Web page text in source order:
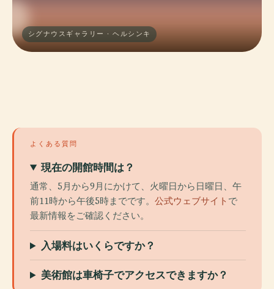
シグナウスギャラリー · ヘルシンキ
よくある質問
現在の開館時間は？
通常、5月から9月にかけて、火曜日から日曜日、午
前11時から午後5時までです。 公式ウェブサイトで
最新情報をご確認ください。
入場料はいくらですか？
美術館は車椅子でアクセスできますか？